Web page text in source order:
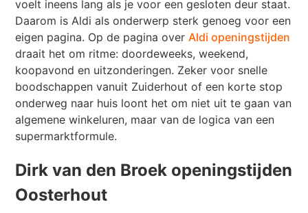
voelt ineens lang als je voor een gesloten deur staat.
Daarom is Aldi als onderwerp sterk genoeg voor een
eigen pagina. Op de pagina overAldi openingstijden
draait het om ritme: doordeweeks, weekend,
koopavond en uitzonderingen. Zeker voor snelle
boodschappen vanuit Zuiderhout of een korte stop
onderweg naar huis loont het om niet uit te gaan van
algemene winkeluren, maar van de logica van een
supermarktformule.
Dirk van den Broek openingstijden
Oosterhout